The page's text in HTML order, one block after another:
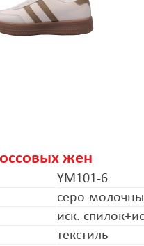
жен
YM101-6
серо-
иск.
текстиль